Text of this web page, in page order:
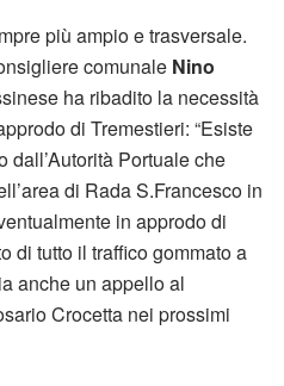
più ampio e trasversale.
comunale Nino
ha ribadito la necessità
di Tremestieri: “Esiste
dall’Autorità Portuale che
di Rada S.Francesco in
in approdo di
di tutto il traffico gommato a
anche un appello al
Crocetta nei prossimi